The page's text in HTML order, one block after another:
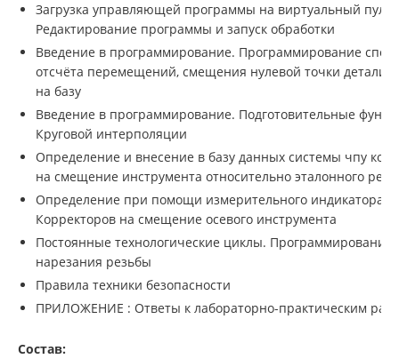
Загрузка управляющей программы на виртуальный
Редактирование программы и запуск обработки
Введение в программирование. Программирование
отсчёта перемещений, смещения нулевой точки детали,
на базу
Введение в программирование. Подготовительные
Круговой интерполяции
Определение и внесение в базу данных системы чпу
на смещение инструмента относительно эталонного
Определение при помощи измерительного индикатора.
Корректоров на смещение осевого инструмента
Постоянные технологические циклы. Программирование
нарезания резьбы
Правила техники безопасности
ПРИЛОЖЕНИЕ : Ответы к лабораторно-практическим
Состав: